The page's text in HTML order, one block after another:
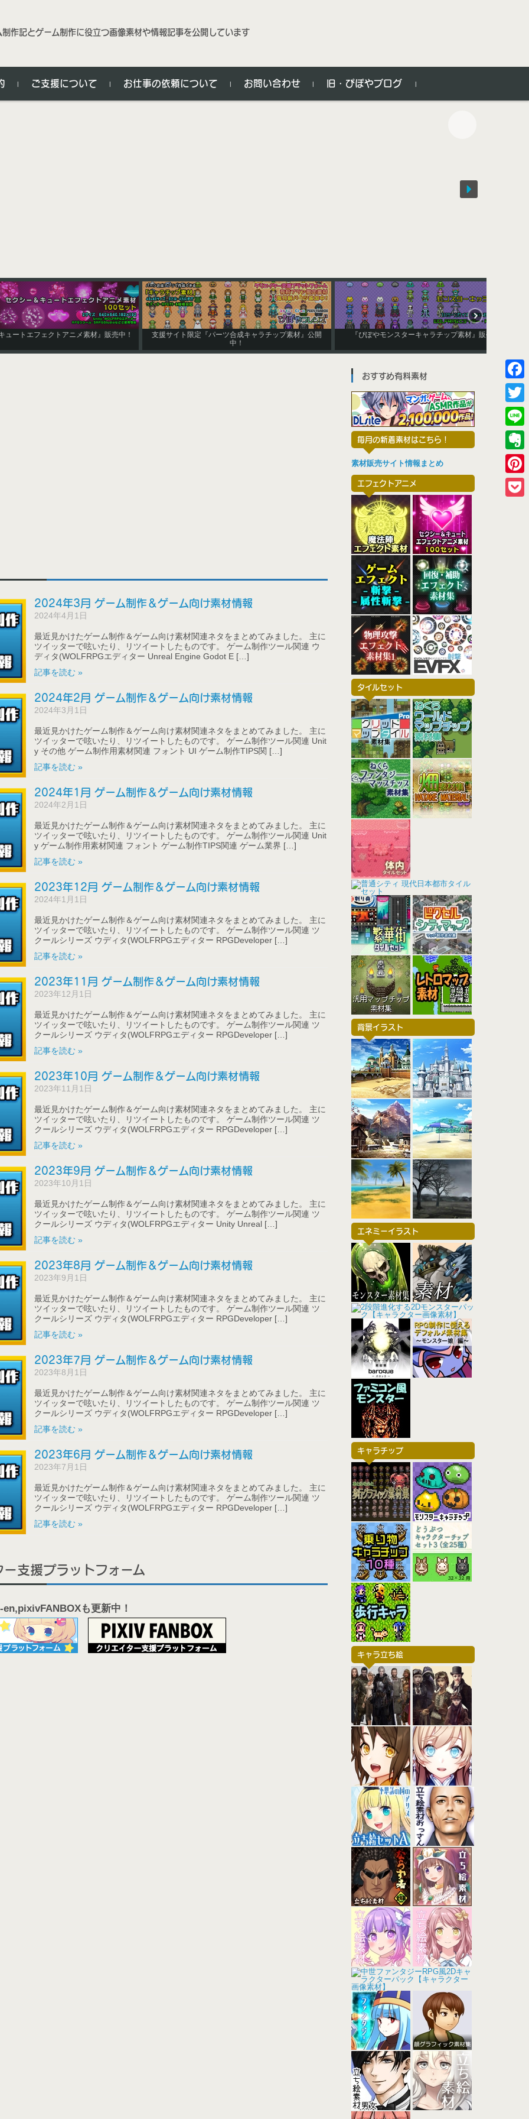
制作記とゲーム制作に役立つ画像素材や情報記事を公開しています
ご支援について お仕事の依頼について お問い合わせ 旧・ぴぽやブログ
ー＆キュートエフェクトアニメ素材』販売中！
支援サイト限定『パーツ合成キャラチップ素材』公開
『ぴぽやモンスターキャラチップ素材』販売中
2024年3月 ゲーム制作＆ゲーム向け素材情報
2024年4月1日
最近見かけたゲーム制作＆ゲーム向け素材関連ネタをまとめてみました。 主に
ツイッターで呟いたり、リツイートしたものです。 ゲーム制作ツール関連 ウ
ディタ(WOLFRPGエディター Unreal Engine Godot E […]
記事を読む »
2024年2月 ゲーム制作＆ゲーム向け素材情報
2024年3月1日
最近見かけたゲーム制作＆ゲーム向け素材関連ネタをまとめてみました。 主に
ツイッターで呟いたり、リツイートしたものです。 ゲーム制作ツール関連 Unit
y その他 ゲーム制作用素材関連 フォント UI ゲーム制作TIPS関 […]
記事を読む »
2024年1月 ゲーム制作＆ゲーム向け素材情報
2024年2月1日
最近見かけたゲーム制作＆ゲーム向け素材関連ネタをまとめてみました。 主に
ツイッターで呟いたり、リツイートしたものです。 ゲーム制作ツール関連 Unit
y ゲーム制作用素材関連 フォント ゲーム制作TIPS関連 ゲーム業界 […]
記事を読む »
2023年12月 ゲーム制作＆ゲーム向け素材情報
2024年1月1日
最近見かけたゲーム制作＆ゲーム向け素材関連ネタをまとめてみました。 主に
ツイッターで呟いたり、リツイートしたものです。 ゲーム制作ツール関連 ツ
クールシリーズ ウディタ(WOLFRPGエディター RPGDeveloper […]
記事を読む »
2023年11月 ゲーム制作＆ゲーム向け素材情報
2023年12月1日
最近見かけたゲーム制作＆ゲーム向け素材関連ネタをまとめてみました。 主に
ツイッターで呟いたり、リツイートしたものです。 ゲーム制作ツール関連 ツ
クールシリーズ ウディタ(WOLFRPGエディター RPGDeveloper […]
記事を読む »
2023年10月 ゲーム制作＆ゲーム向け素材情報
2023年11月1日
最近見かけたゲーム制作＆ゲーム向け素材関連ネタをまとめてみました。 主に
ツイッターで呟いたり、リツイートしたものです。 ゲーム制作ツール関連 ツ
クールシリーズ ウディタ(WOLFRPGエディター RPGDeveloper […]
記事を読む »
2023年9月 ゲーム制作＆ゲーム向け素材情報
2023年10月1日
最近見かけたゲーム制作＆ゲーム向け素材関連ネタをまとめてみました。 主に
ツイッターで呟いたり、リツイートしたものです。 ゲーム制作ツール関連 ツ
クールシリーズ ウディタ(WOLFRPGエディター Unity Unreal […]
記事を読む »
2023年8月 ゲーム制作＆ゲーム向け素材情報
2023年9月1日
最近見かけたゲーム制作＆ゲーム向け素材関連ネタをまとめてみました。 主に
ツイッターで呟いたり、リツイートしたものです。 ゲーム制作ツール関連 ツ
クールシリーズ ウディタ(WOLFRPGエディター RPGDeveloper […]
記事を読む »
2023年7月 ゲーム制作＆ゲーム向け素材情報
2023年8月1日
最近見かけたゲーム制作＆ゲーム向け素材関連ネタをまとめてみました。 主に
ツイッターで呟いたり、リツイートしたものです。 ゲーム制作ツール関連 ツ
クールシリーズ ウディタ(WOLFRPGエディター RPGDeveloper […]
記事を読む »
2023年6月 ゲーム制作＆ゲーム向け素材情報
2023年7月1日
最近見かけたゲーム制作＆ゲーム向け素材関連ネタをまとめてみました。 主に
ツイッターで呟いたり、リツイートしたものです。 ゲーム制作ツール関連 ツ
クールシリーズ ウディタ(WOLFRPGエディター RPGDeveloper […]
記事を読む »
ー支援プラットフォーム
も更新中！
おすすめ有料素材
毎月の新着素材はこちら！
素材販売サイト情報まとめ
エフェクトアニメ
タイルセット
背景イラスト
エネミーイラスト
キャラチップ
キャラ立ち絵
F
a
c
b
o
T
w
i
L
i
n
e
E
v
e
P